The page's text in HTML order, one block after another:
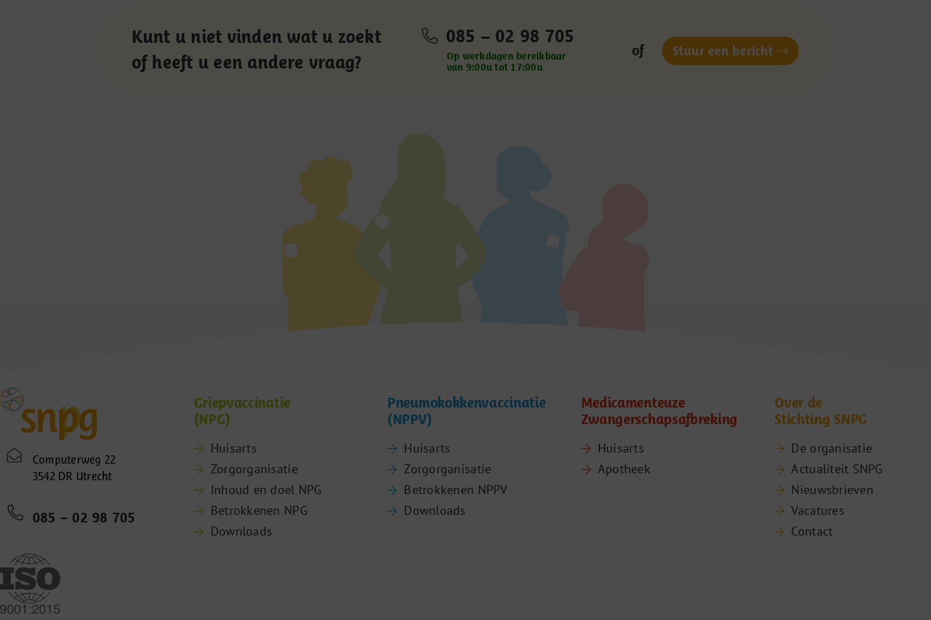
Kunt u niet vinden wat u zoekt
of heeft u een andere vraag?
085 – 02 98 705
Op werkdagen bereikbaar
van 9:00u tot 17:00u
of Stuur een bericht
Computerweg 22
3542 DR Utrecht
085 – 02 98 705
Griepvaccinatie
(NPG)
Huisarts
Zorgorganisatie
Inhoud en doel NPG
Betrokkenen NPG
Downloads
Pneumokokkenvaccinatie
(NPPV)
Huisarts
Zorgorganisatie
Betrokkenen NPPV
Downloads
Medicamenteuze
Zwangerschapsafbreking
Huisarts
Apotheek
Over de
Stichting SNPG
De organisatie
Actualiteit SNPG
Nieuwsbrieven
Vacatures
Contact